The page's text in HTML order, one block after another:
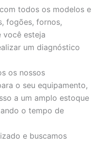
todos os modelos e
fogões, fornos,
você esteja
um diagnóstico
os nossos
o seu equipamento,
a um amplo estoque
o tempo de
e buscamos